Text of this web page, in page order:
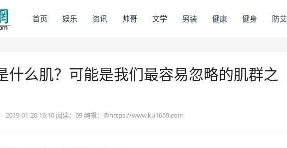
首页 娱乐 资讯 帅哥 文学 男装 健康 健身 防艾
什么肌？可能是我们最容易忽略的肌群之
2019-01-20 16:10 阅读： 69编辑： @https://www.ku1069.com